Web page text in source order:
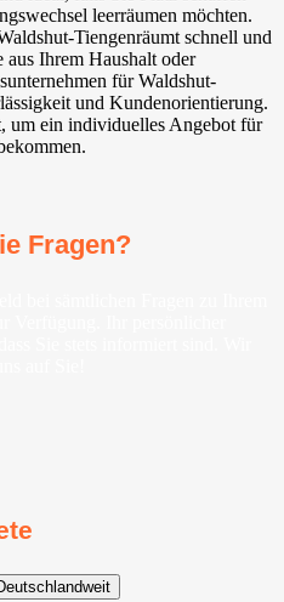
leerräumen möchten.
Tiengenräumt schnell und
Ihrem Haushalt oder
für Waldshut-
und Kundenorientierung.
um ein individuelles Angebot für
Fragen?